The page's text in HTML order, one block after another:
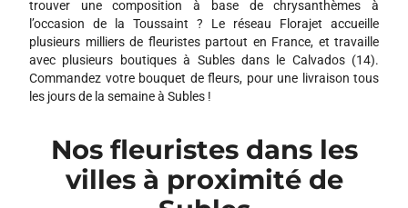
trouver une composition à base de chrysanthèmes à
l’occasion de la Toussaint ? Le réseau Florajet accueille
plusieurs milliers de fleuristes partout en France, et travaille
avec plusieurs boutiques à Subles dans le Calvados (14).
Commandez votre bouquet de fleurs, pour une livraison tous
les jours de la semaine à Subles !
Nos fleuristes dans les
villes à proximité de